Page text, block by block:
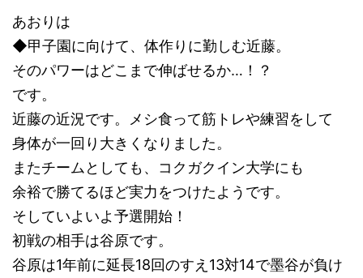
あおりは
◆甲子園に向けて、体作りに勤しむ近藤。
そのパワーはどこまで伸ばせるか…！？
です。
近藤の近況です。メシ食って筋トレや練習をして
身体が一回り大きくなりました。
またチームとしても、コクガクイン大学にも
余裕で勝てるほど実力をつけたようです。
そしていよいよ予選開始！
初戦の相手は谷原です。
谷原は1年前に延長18回のすえ13対14で墨谷が負け